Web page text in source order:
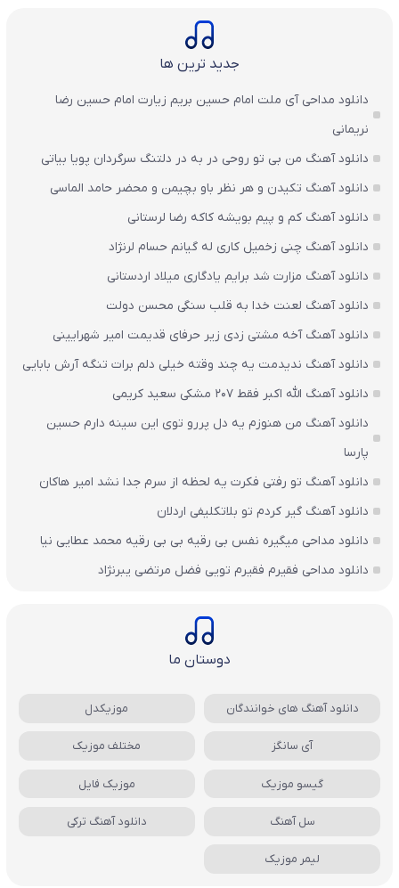
جدید ترین ها
دانلود مداحی آی ملت امام حسین بریم زیارت امام حسین رضا
نریمانی
دانلود آهنگ من بی تو روحی در به در دلتنگ سرگردان پویا بیاتی
دانلود آهنگ تکیدن و هر نظر باو بچیمن و محضر حامد الماسی
دانلود آهنگ کم و پیم بویشه کاکه رضا لرستانی
دانلود آهنگ چنی زخمیل کاری له گیانم حسام لرنژاد
دانلود آهنگ مزارت شد برایم یادگاری میلاد اردستانی
دانلود آهنگ لعنت خدا به قلب سنگی محسن دولت
دانلود آهنگ آخه مشتی زدی زیر حرفای قدیمت امیر شهرایینی
دانلود آهنگ ندیدمت یه چند وقته خیلی دلم برات تنگه آرش بابایی
دانلود آهنگ الله اکبر فقط 207 مشکی سعید کریمی
دانلود آهنگ من هنوزم یه دل پررو توی این سینه دارم حسین
پارسا
دانلود آهنگ تو رفتی فکرت یه لحظه از سرم جدا نشد امیر هاکان
دانلود آهنگ گیر کردم تو بلاتکلیفی اردلان
دانلود مداحی میگیره نفس بی رقیه بی بی رقیه محمد عطایی نیا
دانلود مداحی فقیرم فقیرم تویی فضل مرتضی یبرنژاد
دوستان ما
دانلود آهنگ های خوانندگان موزیکدل
آی سانگز مختلف موزیک
گیسو موزیک موزیک فایل
سل آهنگ دانلود آهنگ ترکی
لیمر موزیک